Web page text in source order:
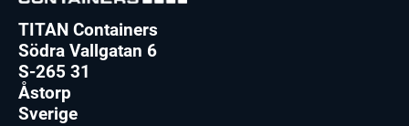
TITAN Containers
Södra Vallgatan 6
S-265 31
Åstorp
Sverige